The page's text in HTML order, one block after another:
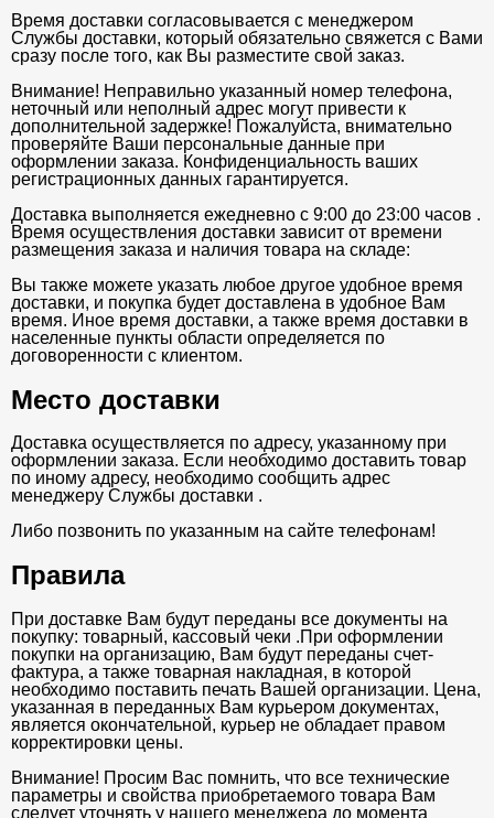
Время доставки согласовывается с менеджером
Службы доставки, который обязательно свяжется с Вами
сразу после того, как Вы разместите свой заказ.
Внимание! Неправильно указанный номер телефона,
неточный или неполный адрес могут привести к
дополнительной задержке! Пожалуйста, внимательно
проверяйте Ваши персональные данные при
оформлении заказа. Конфиденциальность ваших
регистрационных данных гарантируется.
Доставка выполняется ежедневно с 9:00 до 23:00 часов .
Время осуществления доставки зависит от времени
размещения заказа и наличия товара на складе:
Вы также можете указать любое другое удобное время
доставки, и покупка будет доставлена в удобное Вам
время. Иное время доставки, а также время доставки в
населенные пункты области определяется по
договоренности с клиентом.
Место доставки
Доставка осуществляется по адресу, указанному при
оформлении заказа. Если необходимо доставить товар
по иному адресу, необходимо сообщить адрес
менеджеру Службы доставки .
Либо позвонить по указанным на сайте телефонам!
Правила
При доставке Вам будут переданы все документы на
покупку: товарный, кассовый чеки .При оформлении
покупки на организацию, Вам будут переданы счет-
фактура, а также товарная накладная, в которой
необходимо поставить печать Вашей организации. Цена,
указанная в переданных Вам курьером документах,
является окончательной, курьер не обладает правом
корректировки цены.
Внимание! Просим Вас помнить, что все технические
параметры и свойства приобретаемого товара Вам
следует уточнять у нашего менеджера до момента